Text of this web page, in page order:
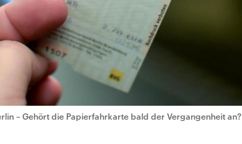
– Gehört die Papierfahrkarte bald der Vergangenheit an?